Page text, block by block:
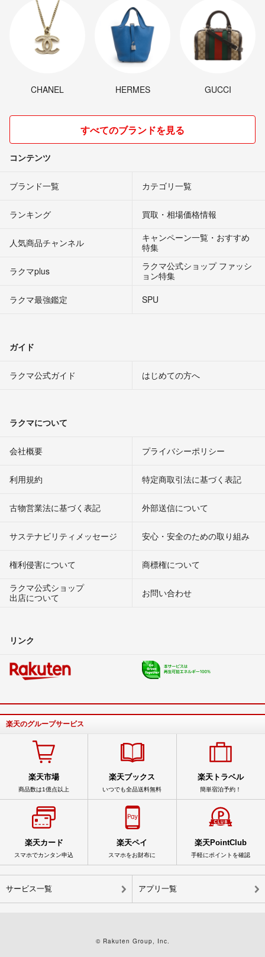
CHANEL HERMES GUCCI
すべてのブランドを見る
コンテンツ
ブランド一覧 カテゴリ一覧
ランキング 買取・相場価格情報
人気商品チャンネル
キャンペーン一覧・おすすめ
特集
ラクマplus
ラクマ公式ショップ ファッシ
ョン特集
ラクマ最強鑑定
SPU
ガイド
ラクマ公式ガイド はじめての方へ
ラクマについて
会社概要 プライバシーポリシー
利用規約 特定商取引法に基づく表記
古物営業法に基づく表記 外部送信について
サステナビリティメッセージ 安心・安全のための取り組み
権利侵害について
商標権について
ラクマ公式ショップ
出店について
お問い合わせ
リンク
楽天のグループサービス
楽天市場
商品数は1億点以上
楽天ブックス
いつでも全品送料無料
楽天トラベル
簡単宿泊予約！
楽天カード
スマホでカンタン申込
楽天ペイ
スマホをお財布に
楽天PointClub
手軽にポイントを確認
サービス一覧 アプリ一覧
© Rakuten Group, Inc.